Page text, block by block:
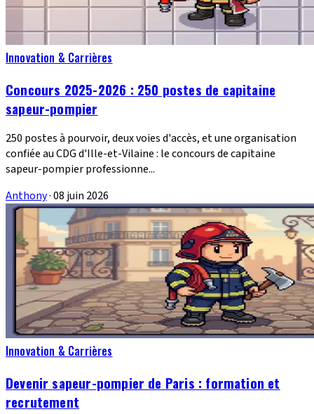
Innovation & Carrières
Concours 2025-2026 : 250 postes de capitaine
sapeur-pompier
250 postes à pourvoir, deux voies d'accès, et une organisation
confiée au CDG d'Ille-et-Vilaine : le concours de capitaine
sapeur-pompier professionne...
Anthony·08 juin 2026
Innovation & Carrières
Devenir sapeur-pompier de Paris : formation et
recrutement